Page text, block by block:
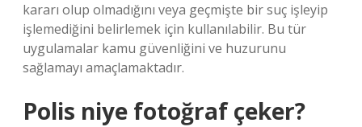
kararı olup olmadığını veya geçmişte bir suç işleyip
işlemediğini belirlemek için kullanılabilir. Bu tür
uygulamalar kamu güvenliğini ve huzurunu
sağlamayı amaçlamaktadır.
Polis niye fotoğraf çeker?